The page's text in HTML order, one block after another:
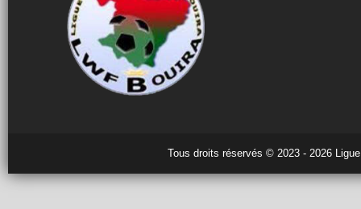
Tous droits réservés © 2023 - 2026